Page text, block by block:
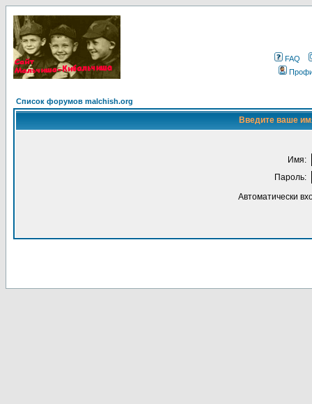
FAQ
Список форумов malchish.org
Введите ваше
Имя:
Пароль:
Автоматически